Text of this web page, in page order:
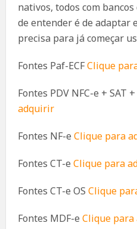
nativos, todos com
de entender é de adaptar
precisa para já começar
Fontes Paf-ECFClique
Fontes PDV NFC-e + SAT
adquirir
Fontes NF-e Clique para
Fontes CT-e Clique para
Fontes CT-e OS Clique
Fontes MDF-e Clique